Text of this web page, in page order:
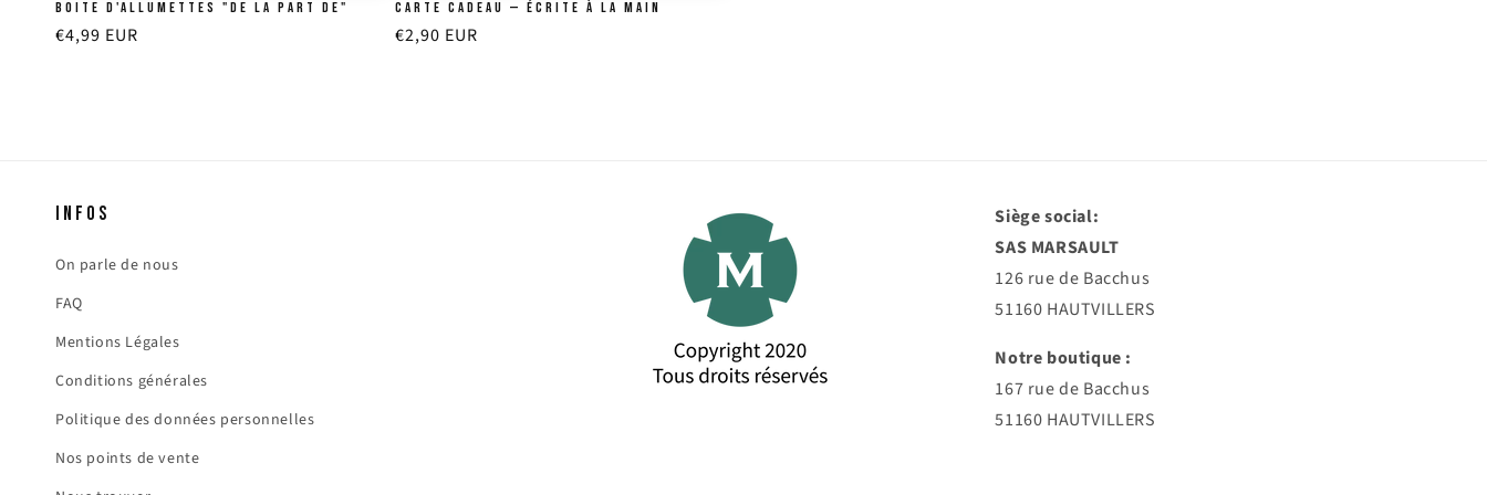
Boite d'allumettes "De la part de"
Prix
€4,99 EUR
Carte cadeau — écrite à la main
Prix
€2,90 EUR
INFOS
On parle de nous
FAQ
Mentions Légales
Conditions générales
Politique des données personnelles
Nos points de vente
Siège social:
SAS MARSAULT
126 rue de Bacchus
51160 HAUTVILLERS
Notre boutique :
167 rue de Bacchus
51160 HAUTVILLERS